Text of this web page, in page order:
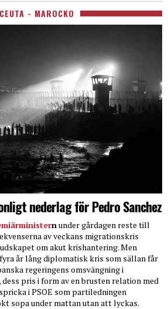
CEUTA - MAROCKO
nederlag för Pedro Sanchez
n under gårdagen reste till
av veckans migrationskris
om akut krishantering. Men
år lång diplomatisk kris som sällan får
regeringens omsvängning i
pris i form av en brusten relation med
i PSOE som partiledningen
sopa under mattan utan att lyckas.